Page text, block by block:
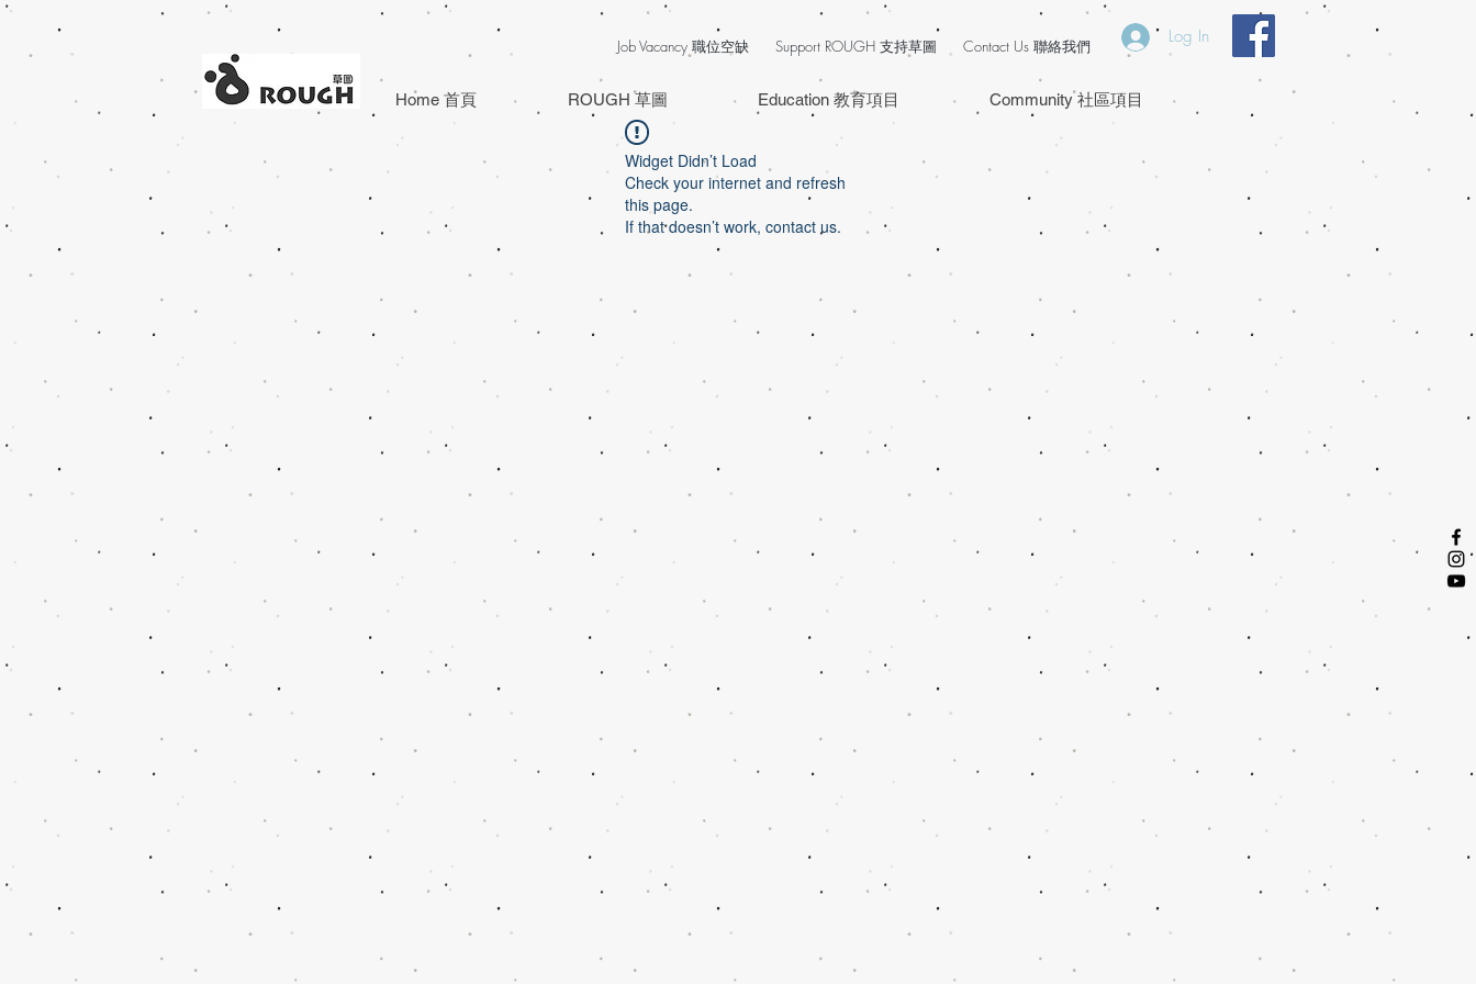
Home 首頁 ROUGH 草圖 Education 教育項目 Community 社區項目
Job Vacancy 職位空缺 Support ROUGH 支持草圖 Contact Us 聯絡我們 Log In
Widget Didn’t Load
Check your internet and refresh
this page.
If that doesn’t work, contact us.